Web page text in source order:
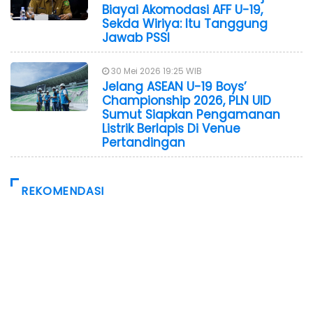
Biayai Akomodasi AFF U-19,
Sekda Wiriya: Itu Tanggung
Jawab PSSI
30 Mei 2026 19:25 WIB
Jelang ASEAN U-19 Boys’
Championship 2026, PLN UID
Sumut Siapkan Pengamanan
Listrik Berlapis Di Venue
Pertandingan
REKOMENDASI